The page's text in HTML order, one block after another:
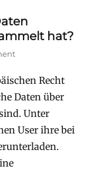
hat?
Recht
Daten über
Unter
User ihre bei